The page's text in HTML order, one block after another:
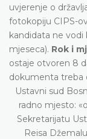
uvjerenje o
fotokopiju CIPS-
kandidata ne vodi
mjeseca). Rok i
ostaje otvoren 8
dokumenta treba
Ustavni sud
radno mjesto:
Sekretarijatu
Reisa